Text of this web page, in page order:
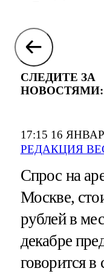
17:15 16
РЕДАКЦИЯ
СЛЕДИТЕ ЗА
НОВОСТЯМИ:
Спрос на
Москве,
рублей в
декабре
говорится